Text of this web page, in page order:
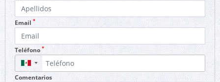
Email *
Teléfono *
▼
Comentarios